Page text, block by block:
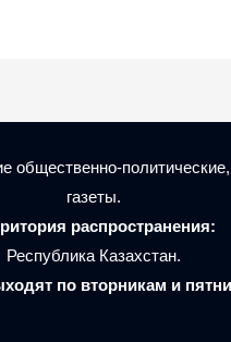
общественно-
газеты.
распространения:
Республика Казахстан.
по вторникам и